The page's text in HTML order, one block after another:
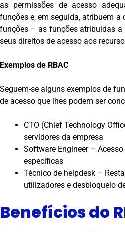
as permissões de acesso
funções e, em seguida, atribuem
funções – as funções atribuídas a
seus direitos de acesso aos
Exemplos de RBAC
Seguem-se alguns exemplos de
de acesso que lhes podem ser
CTO (Chief Technology
servidores da empresa
Software Engineer –
específicas
Técnico de helpdesk –
utilizadores e desbloqueio
Benefícios do